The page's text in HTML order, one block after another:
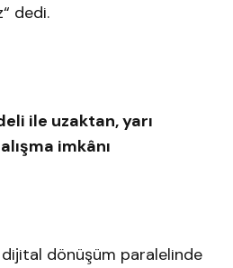
dedi.
ile uzaktan, yarı
imkânı
dönüşüm paralelinde